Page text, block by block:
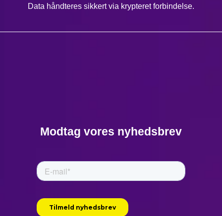
Data håndteres sikkert via krypteret forbindelse.
Modtag vores nyhedsbrev